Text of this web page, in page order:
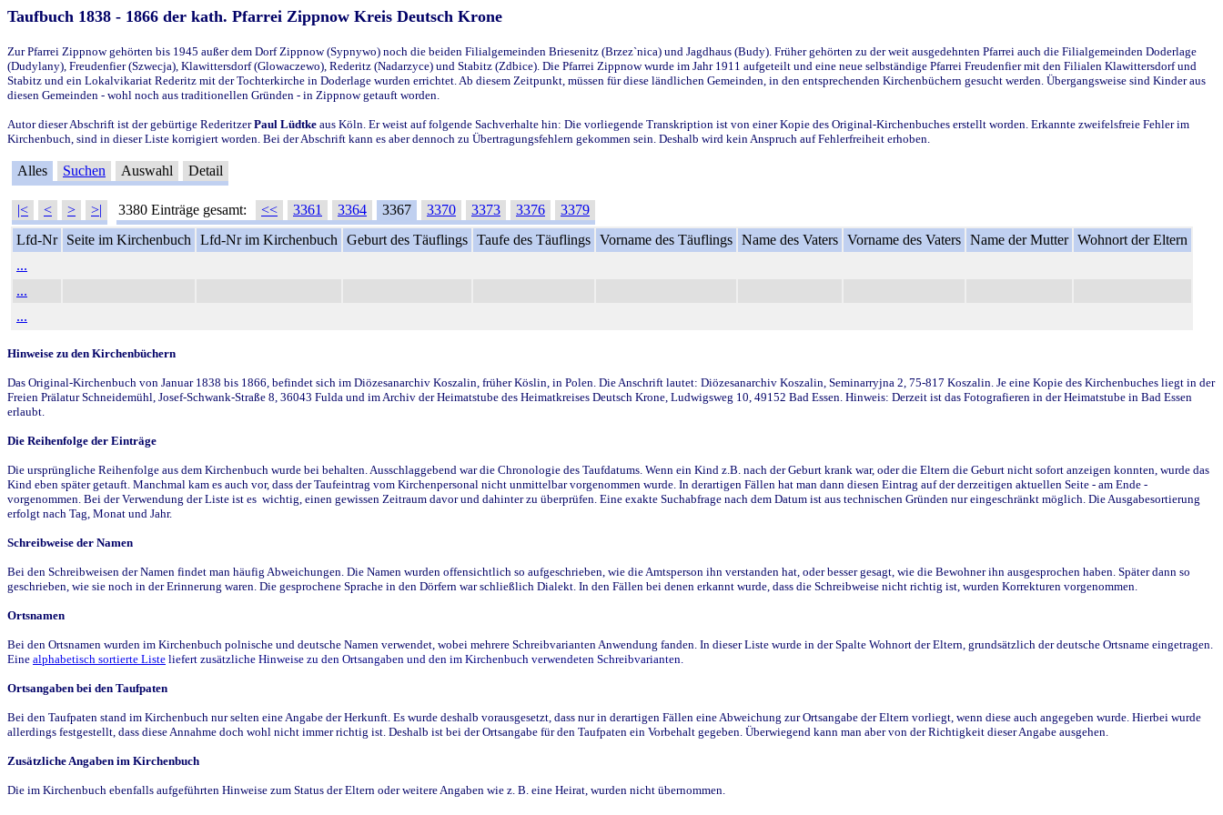
Taufbuch 1838 - 1866 der kath. Pfarrei Zippnow Kreis Deutsch Krone
Zur Pfarrei Zippnow gehörten bis 1945 außer dem Dorf Zippnow (Sypnywo) noch die beiden Filialgemeinden Briesenitz (Brzez`nica) und Jagdhaus (Budy). Früher gehörten zu der weit ausgedehnten Pfarrei auch die Filialgemeinden Doderlage
(Dudylany), Freudenfier (Szwecja), Klawittersdorf (Glowaczewo), Rederitz (Nadarzyce) und Stabitz (Zdbice). Die Pfarrei Zippnow wurde im Jahr 1911 aufgeteilt und eine neue selbständige Pfarrei Freudenfier mit den Filialen Klawittersdorf und
Stabitz und ein Lokalvikariat Rederitz mit der Tochterkirche in Doderlage wurden errichtet. Ab diesem Zeitpunkt, müssen für diese ländlichen Gemeinden, in den entsprechenden Kirchenbüchern gesucht werden. Übergangsweise sind Kinder aus
diesen Gemeinden - wohl noch aus traditionellen Gründen - in Zippnow getauft worden.
Autor dieser Abschrift ist der gebürtige RederitzerPaul Lüdtke aus Köln. Er weist auf folgende Sachverhalte hin: Die vorliegende Transkription ist von einer Kopie des Original-Kirchenbuches erstellt worden. Erkannte zweifelsfreie Fehler im
Kirchenbuch, sind in dieser Liste korrigiert worden. Bei der Abschrift kann es aber dennoch zu Übertragungsfehlern gekommen sein. Deshalb wird kein Anspruch auf Fehlerfreiheit erhoben.
Alles Suchen Auswahl Detail
|< < > >| 3380 Einträge gesamt: << 3361 3364 3367 3370 3373 3376
3379
Lfd-Nr
Seite im Kirchenbuch Lfd-Nr im Kirchenbuch Geburt des Täuflings Taufe des Täuflings Vorname des Täuflings Name des Vaters Vorname des Vaters Name der Mutter Wohnort der Eltern
...
...
...
Hinweise zu den Kirchenbüchern
Das Original-Kirchenbuch von Januar 1838 bis 1866, befindet sich im Diözesanarchiv Koszalin, früher Köslin, in Polen. Die Anschrift lautet: Diözesanarchiv Koszalin, Seminarryjna 2, 75-817 Koszalin. Je eine Kopie des Kirchenbuches liegt in der
Freien Prälatur Schneidemühl, Josef-Schwank-Straße 8, 36043 Fulda und im Archiv der Heimatstube des Heimatkreises Deutsch Krone, Ludwigsweg 10, 49152 Bad Essen. Hinweis: Derzeit ist das Fotografieren in der Heimatstube in Bad Essen
erlaubt.
Die Reihenfolge der Einträge
Die ursprüngliche Reihenfolge aus dem Kirchenbuch wurde bei behalten. Ausschlaggebend war die Chronologie des Taufdatums. Wenn ein Kind z.B. nach der Geburt krank war, oder die Eltern die Geburt nicht sofort anzeigen konnten, wurde das
Kind eben später getauft. Manchmal kam es auch vor, dass der Taufeintrag vom Kirchenpersonal nicht unmittelbar vorgenommen wurde. In derartigen Fällen hat man dann diesen Eintrag auf der derzeitigen aktuellen Seite - am Ende -
vorgenommen. Bei der Verwendung der Liste ist es wichtig, einen gewissen Zeitraum davor und dahinter zu überprüfen. Eine exakte Suchabfrage nach dem Datum ist aus technischen Gründen nur eingeschränkt möglich. Die Ausgabesortierung
erfolgt nach Tag, Monat und Jahr.
Schreibweise der Namen
Bei den Schreibweisen der Namen findet man häufig Abweichungen. Die Namen wurden offensichtlich so aufgeschrieben, wie die Amtsperson ihn verstanden hat, oder besser gesagt, wie die Bewohner ihn ausgesprochen haben. Später dann so
geschrieben, wie sie noch in der Erinnerung waren. Die gesprochene Sprache in den Dörfern war schließlich Dialekt. In den Fällen bei denen erkannt wurde, dass die Schreibweise nicht richtig ist, wurden Korrekturen vorgenommen.
Ortsnamen
Bei den Ortsnamen wurden im Kirchenbuch polnische und deutsche Namen verwendet, wobei mehrere Schreibvarianten Anwendung fanden. In dieser Liste wurde in der Spalte Wohnort der Eltern, grundsätzlich der deutsche Ortsname eingetragen.
Eine alphabetisch sortierte Liste liefert zusätzliche Hinweise zu den Ortsangaben und den im Kirchenbuch verwendeten Schreibvarianten.
Ortsangaben bei den Taufpaten
Bei den Taufpaten stand im Kirchenbuch nur selten eine Angabe der Herkunft. Es wurde deshalb vorausgesetzt, dass nur in derartigen Fällen eine Abweichung zur Ortsangabe der Eltern vorliegt, wenn diese auch angegeben wurde. Hierbei wurde
allerdings festgestellt, dass diese Annahme doch wohl nicht immer richtig ist. Deshalb ist bei der Ortsangabe für den Taufpaten ein Vorbehalt gegeben. Überwiegend kann man aber von der Richtigkeit dieser Angabe ausgehen.
Zusätzliche Angaben im Kirchenbuch
Die im Kirchenbuch ebenfalls aufgeführten Hinweise zum Status der Eltern oder weitere Angaben wie z. B. eine Heirat, wurden nicht übernommen.